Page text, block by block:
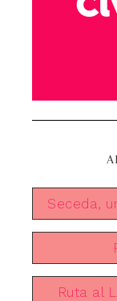
Seceda,
Ruta al